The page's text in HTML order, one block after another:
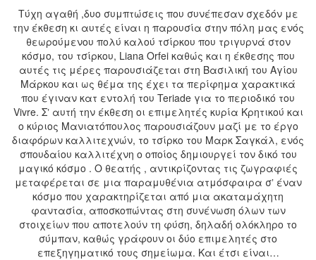
Τύχη αγαθή ,δυο συμπτώσεις που συνέπεσαν σχεδόν με
την έκθεση κι αυτές είναι η παρουσία στην πόλη μας ενός
θεωρούμενου πολύ καλού τσίρκου που τριγυρνά στον
κόσμο, του τσίρκου, Liana Orfei καθώς και η έκθεσης που
αυτές τις μέρες παρουσιάζεται στη Βασιλική του Αγίου
Μάρκου και ως θέμα της έχει τα περίφημα χαρακτικά
που έγιναν κατ εντολή του Teriade για το περιοδικό του
Vivre. Σʼ αυτή την έκθεση οι επιμελητές κυρία Κρητικού και
ο κύριος Μανιατόπουλος παρουσιάζουν μαζί με το έργο
διαφόρων καλλιτεχνών, το τσίρκο του Μαρκ Σαγκάλ, ενός
σπουδαίου καλλιτέχνη ο οποίος δημιουργεί τον δικό του
μαγικό κόσμο . Ο θεατής , αντικρίζοντας τις ζωγραφιές
μεταφέρεται σε μια παραμυθένια ατμόσφαιρα σʼ έναν
κόσμο που χαρακτηρίζεται από μια ακαταμάχητη
φαντασία, αποσκοπώντας στη συνένωση όλων των
στοιχείων που αποτελούν τη φύση, δηλαδή ολόκληρο το
σύμπαν, καθώς γράφουν οι δύο επιμελητές στο
επεξηγηματικό τους σημείωμα. Και έτσι είναι…